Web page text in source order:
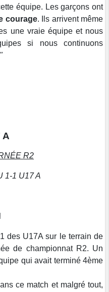
équipe. Les garçons ont
courage. Ils arrivent même
une vraie équipe et nous
si nous continuons
A
R2
1-1 U17 A
des U17A sur le terrain de
de championnat R2. Un
qui avait terminé 4ème
ce match et malgré tout,